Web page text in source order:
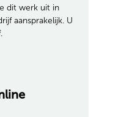
dit werk uit in
aansprakelijk. U